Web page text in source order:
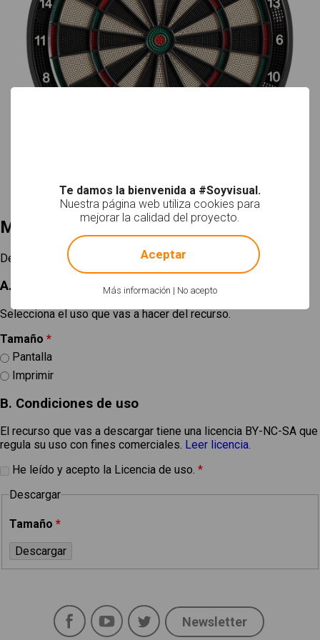
Mi selección
Descargar
A. Elige un tamaño
Selecciona el uso que vas a hacer del recurso.
Tamaño *
Pantalla
Imprimir
B. Condiciones de uso
El recurso que vas a descargar tiene una licencia BY-NC-SA que
regula su uso con fines comerciales. Leer licencia.
He leído y acepto la Licencia de uso. *
Descargar
Tamaño *
Social
FacebookYouTubeTwitter
Newsletter
Te damos la bienvenida a #Soyvisual.
Nuestra página web utiliza cookies para
mejorar la calidad del proyecto.
Más información | No acepto
! Not valid!
Aceptar